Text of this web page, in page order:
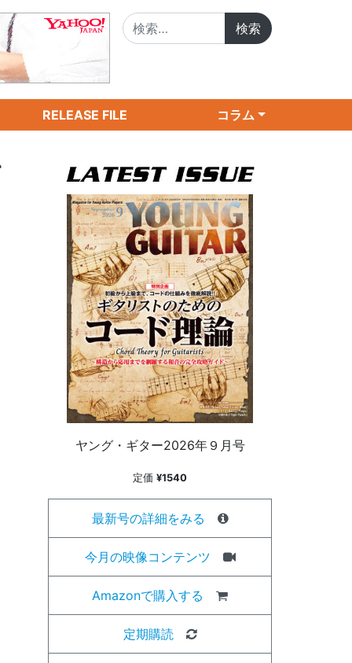
RELEASE FILE コラム
ヤング・ギター2026年９月号
定価 ¥1540
最新号の詳細をみる
今月の映像コンテンツ
Amazonで購入する
定期購読